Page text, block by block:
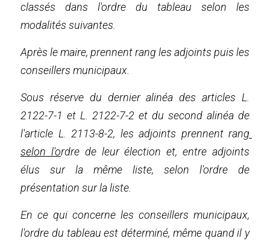
classés dans l'ordre du tableau selon les
modalités suivantes.
Après le maire, prennent rang les adjoints puis les
conseillers municipaux.
Sous réserve du dernier alinéa des articles L.
2122-7-1 et L. 2122-7-2 et du second alinéa de
l'article L. 2113-8-2, les adjoints prennent rang
selon l'ordre de leur élection et, entre adjoints
élus sur la même liste, selon l'ordre de
présentation sur la liste.
En ce qui concerne les conseillers municipaux,
l'ordre du tableau est déterminé, même quand il y